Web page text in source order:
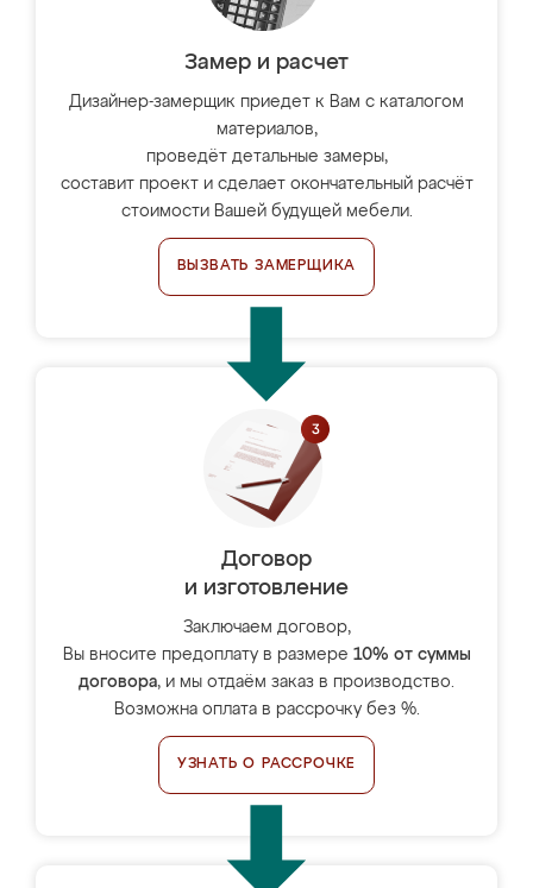
Замер и расчет
Дизайнер-замерщик приедет к Вам с каталогом
материалов,
проведёт детальные замеры,
составит проект и сделает окончательный расчёт
стоимости Вашей будущей мебели.
ВЫЗВАТЬ ЗАМЕРЩИКА
Договор
и изготовление
Заключаем договор,
Вы вносите предоплату в размере 10% от суммы
договора, и мы отдаём заказ в производство.
Возможна оплата в рассрочку без %.
УЗНАТЬ О РАССРОЧКЕ